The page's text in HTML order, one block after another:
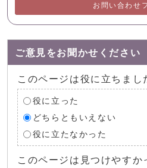
お問い合わせ
ご意見をお聞かせください
このページは役に立ちまし
役に立った
どちらともいえない
役に立たなかった
このページは見つけやすか